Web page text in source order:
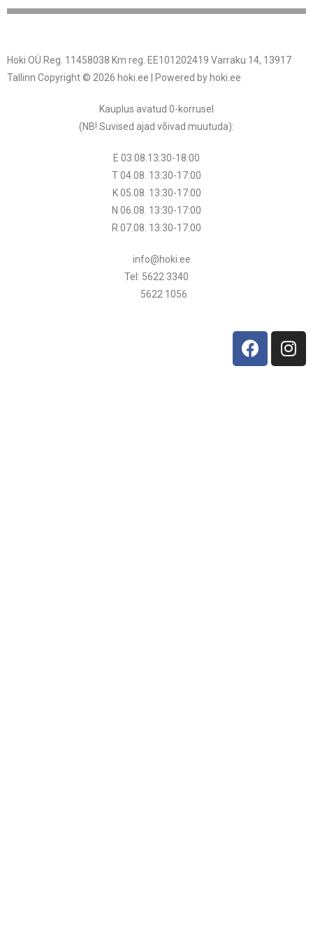
Hoki OÜ Reg. 11458038 Km reg. EE101202419 Varraku 14, 13917
Tallinn Copyright © 2026 hoki.ee | Powered by hoki.ee
Kauplus avatud 0-korrusel
(NB! Suvised ajad võivad muutuda):
E 03.08.13:30-18:00
T 04.08. 13:30-17:00
K 05.08. 13:30-17:00
N 06.08. 13:30-17:00
R 07.08. 13:30-17:00
info@hoki.ee
Tel: 5622 3340
5622 1056